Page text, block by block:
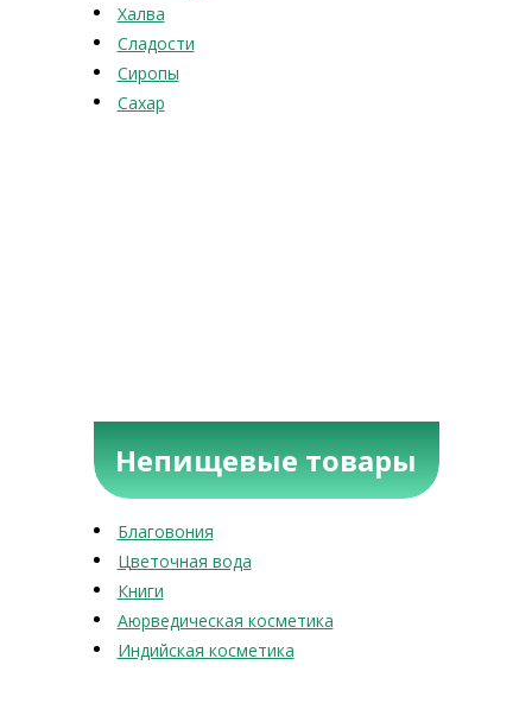
Халва
Сладости
Сиропы
Сахар
Непищевые товары
Благовония
Цветочная вода
Книги
Аюрведическая косметика
Индийская косметика